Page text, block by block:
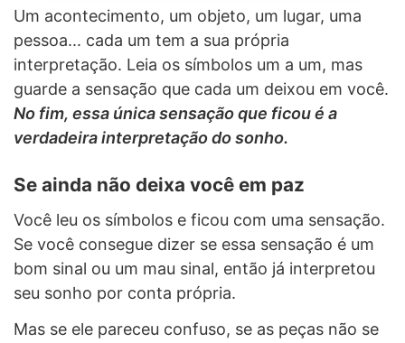
Um acontecimento, um objeto, um lugar, uma
pessoa... cada um tem a sua própria
interpretação. Leia os símbolos um a um, mas
guarde a sensação que cada um deixou em você.
No fim, essa única sensação que ficou é a
verdadeira interpretação do sonho.
Se ainda não deixa você em paz
Você leu os símbolos e ficou com uma sensação.
Se você consegue dizer se essa sensação é um
bom sinal ou um mau sinal, então já interpretou
seu sonho por conta própria.
Mas se ele pareceu confuso, se as peças não se